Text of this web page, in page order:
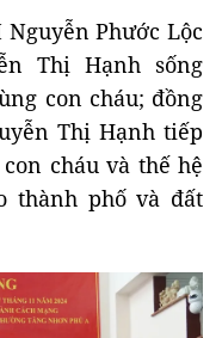
Phước Lộc
Thị Hạnh sống
con cháu; đồng
Thị Hạnh tiếp
cháu và thế hệ
thành phố và đất